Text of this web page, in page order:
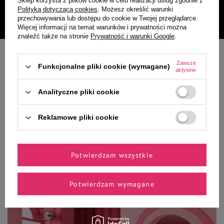
Najczęściej kupowane dla PSA
Najczęściej kupowane dla
KOTA
Czytaj więcej
Polityką dotyczącą cookies. Możesz określić warunki
przechowywania lub dostępu do cookie w Twojej przeglądarce.
Więcej informacji na temat warunków i prywatności można
znaleźć także na stronie Prywatność i warunki Google.
Funkcjonalne pliki cookie (wymagane)
Zawsze
aktywne
Analityczne pliki cookie
Reklamowe pliki cookie
Potwierdzam wymagane
Potwierdzam wszystkie